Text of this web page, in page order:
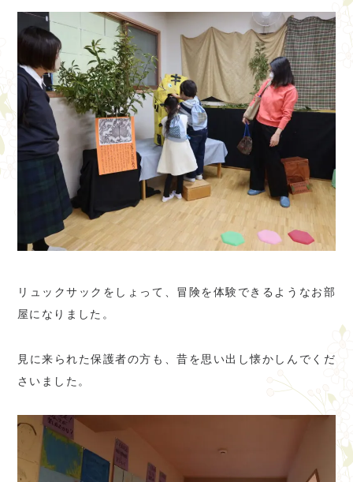
リュックサックをしょって、冒険を体験できるようなお部
屋になりました。
見に来られた保護者の方も、昔を思い出し懐かしんでくだ
さいました。